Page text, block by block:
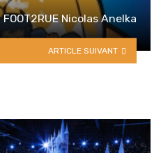
FOOT2RUE Nicolas Anelka
ARTICLE SUIVANT